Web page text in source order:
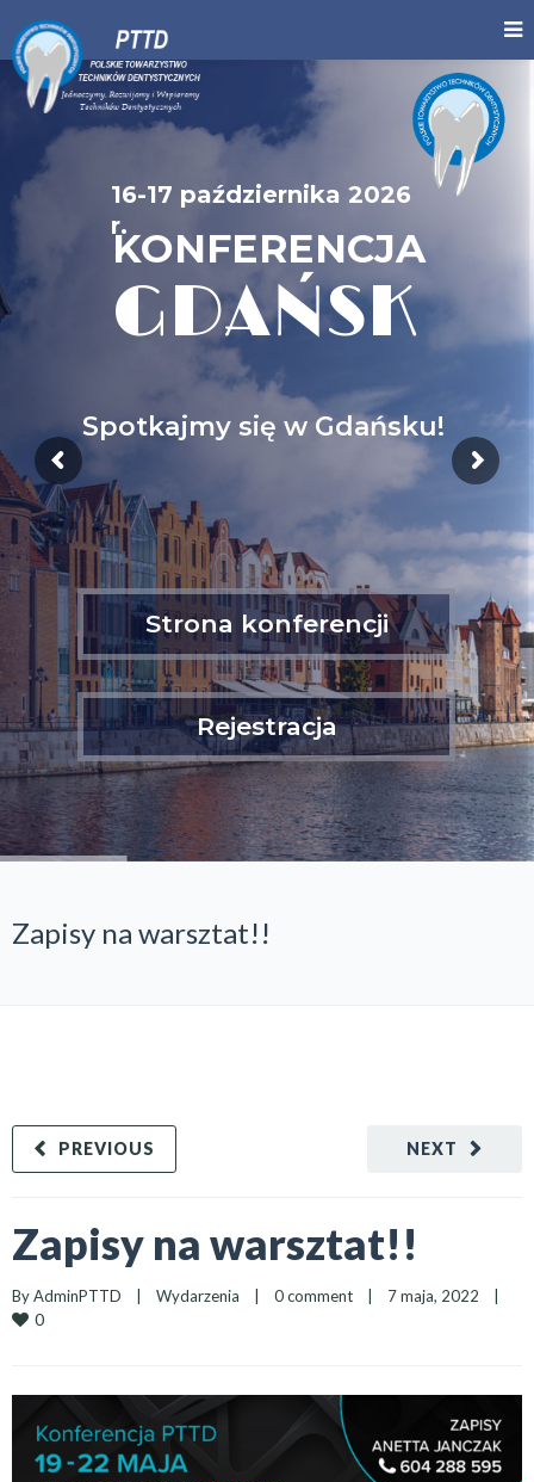
KONFERENCJA
GDAŃSK
16-17 października 2026
r.
Spotkajmy się w Gdańsku!
Strona konferencji
Rejestracja
Zapisy na warsztat!!
NEXT
PREVIOUS
Zapisy na warsztat!!
By AdminPTTD Wydarzenia 0 comment 7 maja, 2022
0